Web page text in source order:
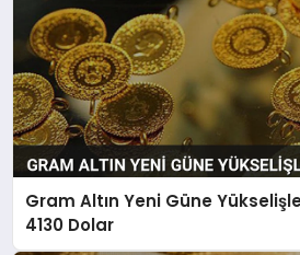
Gram Altın Yeni Güne
4130 Dolar